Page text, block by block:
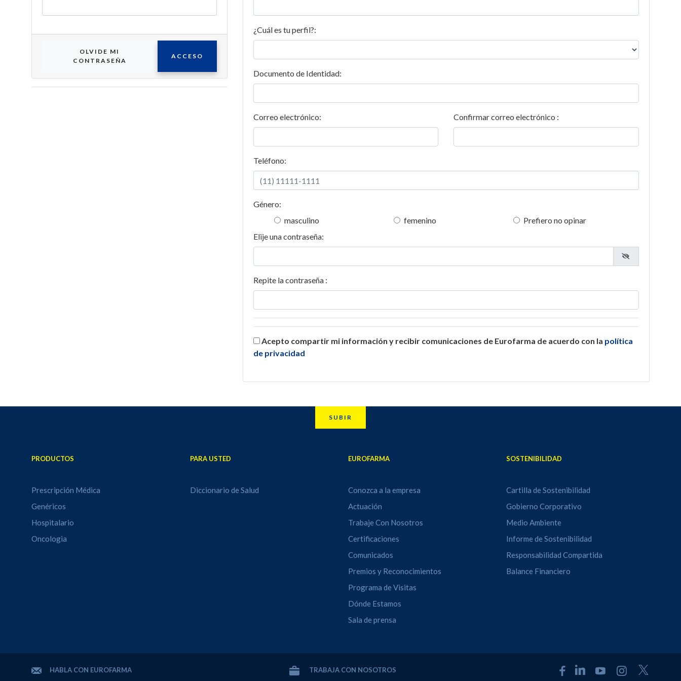
OLVIDE MI
CONTRASEÑA
ACCESO
¿Cuál es tu perfil?:
Documento de Identidad:
Correo electrónico: Confirmar correo electrónico :
Teléfono:
Género:
masculino
femenino
Prefiero no opinar
Elije una contraseña:
Repite la contraseña :
Acepto compartir mi información y recibir comunicaciones de Eurofarma de acuerdo con la política
de privacidad
SUBIR
PRODUCTOS
Prescripción Médica
Genéricos
Hospitalario
Oncologia
PARA USTED
Diccionario de Salud
EUROFARMA
Conozca a la empresa
Actuación
Trabaje Con Nosotros
Certificaciones
Comunicados
Premios y Reconocimientos
Programa de Visitas
Dónde Estamos
Sala de prensa
SOSTENIBILIDAD
Cartilla de Sostenibilidad
Gobierno Corporativo
Medio Ambiente
Informe de Sostenibilidad
Responsabilidad Compartida
Balance Financiero
HABLA CON EUROFARMA TRABAJA CON NOSOTROS